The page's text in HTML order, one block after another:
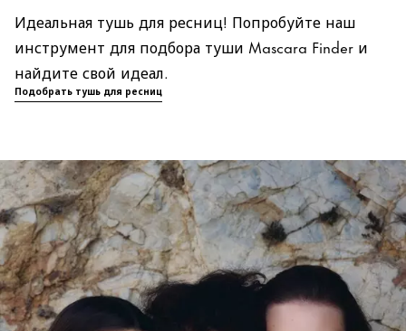
Идеальная тушь для ресниц! Попробуйте наш
инструмент для подбора туши Mascara Finder и
найдите свой идеал.
Подобрать тушь для ресниц